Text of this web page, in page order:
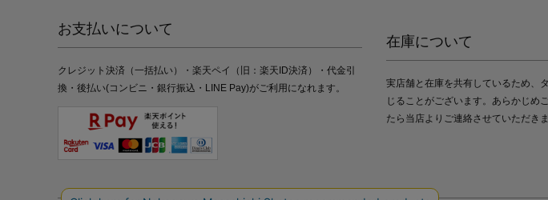
お支払いについて
クレジット決済（一括払い）・楽天ペイ（旧：楽天ID決済）・代金引
換・後払い(コンビニ・銀行振込・LINE Pay)がご利用になれます。
在庫について
実店舗と在庫を共有しているため、
じることがございます。あらかじめ
たら当店よりご連絡させていただきま